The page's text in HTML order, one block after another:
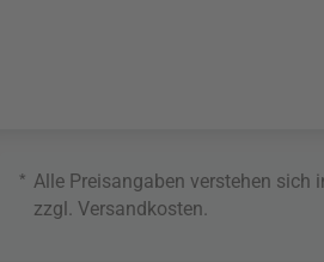
* Alle Preisangaben verstehen sich
zzgl. Versandkosten